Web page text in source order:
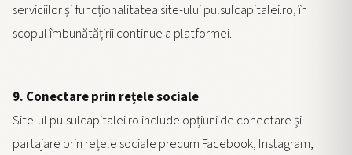
serviciilor și funcționalitatea site-ului pulsulcapitalei.ro, în
scopul îmbunătățirii continue a platformei.
9. Conectare prin rețele sociale
Site-ul pulsulcapitalei.ro include opțiuni de conectare și
partajare prin rețele sociale precum Facebook, Instagram,